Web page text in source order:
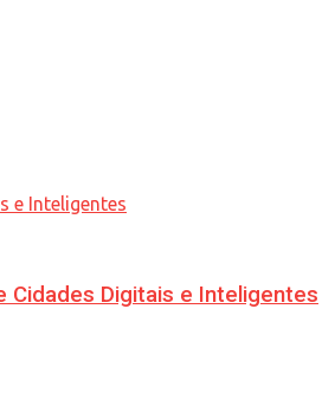
Cidades Digitais e Inteligentes